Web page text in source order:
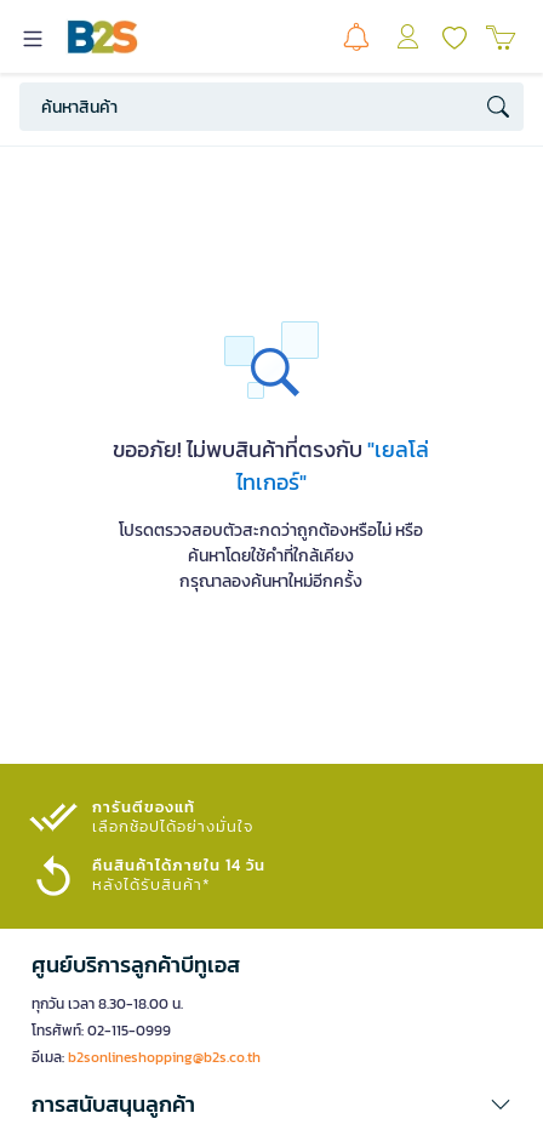
ขออภัย! ไม่พบสินค้าที่ตรงกับ"เยลโล่
ไทเกอร์"
โปรดตรวจสอบตัวสะกดว่าถูกต้องหรือไม่ หรือ
ค้นหาโดยใช้คำที่ใกล้เคียง
กรุณาลองค้นหาใหม่อีกครั้ง
การันตีของแท้
เลือกช้อปได้อย่างมั่นใจ​
คืนสินค้าได้ภายใน 14 วัน
หลังได้รับสินค้า*
ศูนย์บริการลูกค้าบีทูเอส
ทุกวัน เวลา 8.30-18.00 น.
โทรศัพท์: 02-115-0999
อีเมล:b2sonlineshopping@b2s.co.th
การสนับสนุนลูกค้า